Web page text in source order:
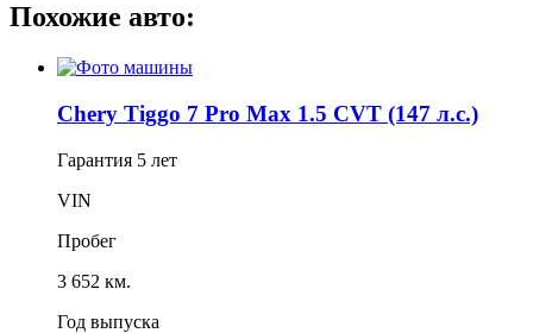
Похожие авто:
Chery Tiggo 7 Pro Max 1.5 CVT (147 л.с.)
Гарантия 5 лет
VIN
Пробег
3 652 км.
Год выпуска